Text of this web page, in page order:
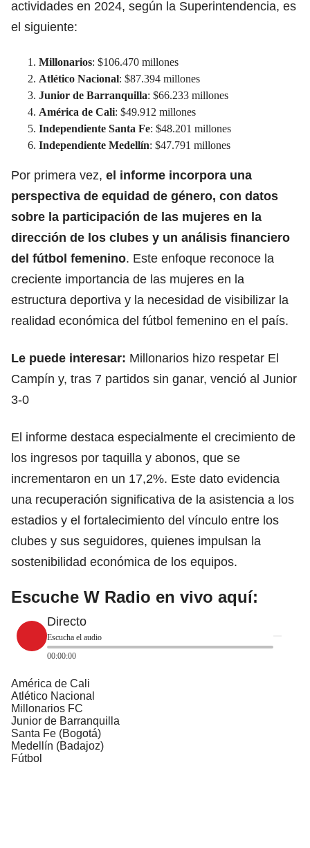
actividades en 2024, según la Superintendencia, es
el siguiente:
Millonarios: $106.470 millones
Atlético Nacional: $87.394 millones
Junior de Barranquilla: $66.233 millones
América de Cali: $49.912 millones
Independiente Santa Fe: $48.201 millones
Independiente Medellín: $47.791 millones
Por primera vez, el informe incorpora una
perspectiva de equidad de género, con datos
sobre la participación de las mujeres en la
dirección de los clubes y un análisis financiero
del fútbol femenino. Este enfoque reconoce la
creciente importancia de las mujeres en la
estructura deportiva y la necesidad de visibilizar la
realidad económica del fútbol femenino en el país.
Le puede interesar: Millonarios hizo respetar El
Campín y, tras 7 partidos sin ganar, venció al Junior
3-0
El informe destaca especialmente el crecimiento de
los ingresos por taquilla y abonos, que se
incrementaron en un 17,2%. Este dato evidencia
una recuperación significativa de la asistencia a los
estadios y el fortalecimiento del vínculo entre los
clubes y sus seguidores, quienes impulsan la
sostenibilidad económica de los equipos.
Escuche W Radio en vivo aquí:
Directo
Escucha el audio
00:00:00
América de Cali
Atlético Nacional
Millonarios FC
Junior de Barranquilla
Santa Fe (Bogotá)
Medellín (Badajoz)
Fútbol